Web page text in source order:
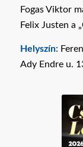
Fogas Viktor
Felix Justen a
Helyszín:
Ady Endre u.